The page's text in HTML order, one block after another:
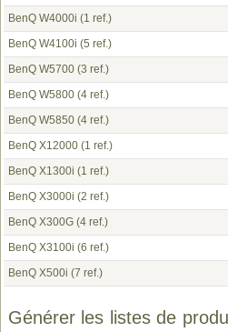
BenQ W4000i (1 ref.)
BenQ W4100i (5 ref.)
BenQ W5700 (3 ref.)
BenQ W5800 (4 ref.)
BenQ W5850 (4 ref.)
BenQ X12000 (1 ref.)
BenQ X1300i (1 ref.)
BenQ X3000i (2 ref.)
BenQ X300G (4 ref.)
BenQ X3100i (6 ref.)
BenQ X500i (7 ref.)
Générer les listes de